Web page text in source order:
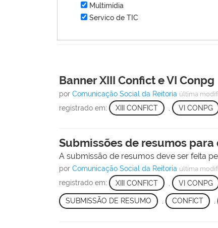
Multimídia
Servico de TIC
Banner XIII Confict e VI Conpg
porComunicação Social da Reitoria última
registrado em: XIII CONFICT VI CONPG
Submissões de resumos
A submissão de resumos deve ser feita
porComunicação Social da Reitoria última
registrado em: XIII CONFICT VI CONPG
SUBMISSÃO DE RESUMO , CONFICT ,